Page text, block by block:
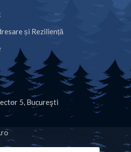
și Reziliență
5, Bucureşti